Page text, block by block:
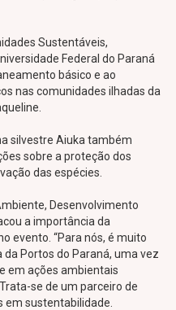
Sustentáveis,
Federal do Paraná
básico e ao
nas comunidades ilhadas da
silvestre Aiuka também
sobre a proteção dos
das espécies.
Desenvolvimento
a importância da
evento. “Para nós, é muito
Portos do Paraná, uma vez
em ações ambientais
se de um parceiro de
sustentabilidade.